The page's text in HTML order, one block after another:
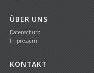
ÜBER UNS
Datenschutz
Impressum
KONTAKT